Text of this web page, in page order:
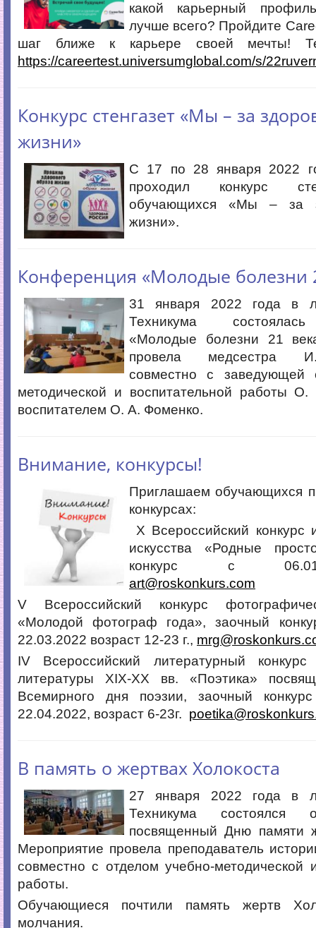
какой карьерный
лучше всего? Пройдите
шаг ближе к карьере своей мечты!
https://careertest.universumglobal.com/s/
Конкурс стенгазет «Мы – за
жизни»
C 17 по 28 января 2022
проходил конкурс
обучающихся «Мы – за
жизни».
Конференция «Молодые болезни
31 января 2022 года в
Техникума
«Молодые болезни 21
провела медсестра
совместно с заведующей
методической и воспитательной работы
воспитателем О. А. Фоменко.
Внимание, конкурсы!
Приглашаем обучающихся
конкурсах:
Х Всероссийский конкурс
искусства «Родные
конкурс с
art@roskonkurs.com
V Всероссийский конкурс
«Молодой фотограф года», заочный
22.03.2022 возраст 12-23 г.,
IV Всероссийский литературный конкурс
литературы ХIХ-ХХ вв. «Поэтика»
Всемирного дня поэзии, заочный
22.04.2022, возраст 6-23г.
В память о жертвах Холокоста
27 января 2022 года в
Техникума состоялся
посвященный Дню памяти
Мероприятие провела преподаватель
совместно с отделом учебно-методической
работы.
Обучающиеся почтили память жертв
молчания.